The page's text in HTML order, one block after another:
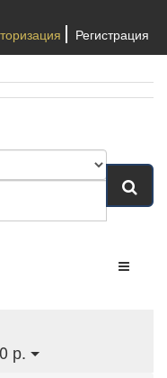
Регистрация
р.